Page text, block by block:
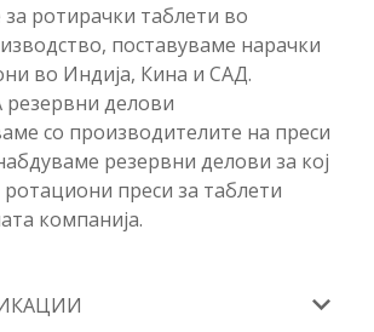
ротирачки таблети во
поставуваме нарачки
во Индија, Кина и САД.
делови
со производителите на преси
резервни делови за кој
преси за таблети
компанија.